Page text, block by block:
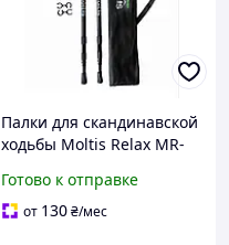
Палки для скандинавской
ходьбы Moltis Relax MR-
и чехлом,
противоударные 10025
Готово к отправке
от 130₴/мес